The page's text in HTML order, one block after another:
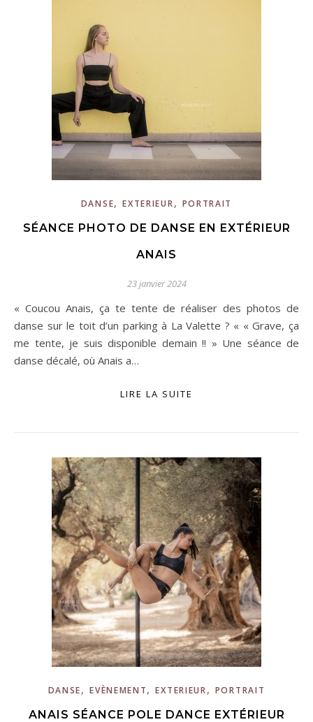
DANSE,EXTERIEUR, PORTRAIT
SÉANCE PHOTO DE DANSE EN EXTÉRIEUR
ANAIS
23 janvier 2024
« Coucou Anais, ça te tente de réaliser des photos de
danse sur le toit d’un parking à La Valette ? « « Grave, ça
me tente, je suis disponible demain !! » Une séance de
danse décalé, où Anais a…
LIRE LA SUITE
DANSE,EVÈNEMENT,EXTERIEUR, PORTRAIT
ANAIS SÉANCE POLE DANCE EXTÉRIEUR